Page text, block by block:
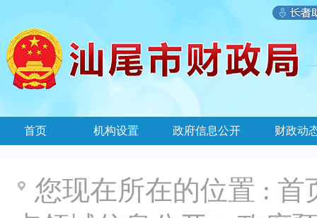
首页 机构设置 政府信息公开 财政动
您现在所在的位置 : 首